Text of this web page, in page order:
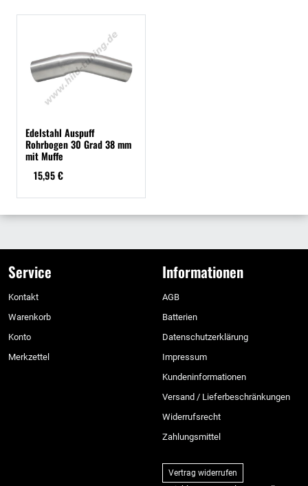
Edelstahl Auspuff
Rohrbogen 30 Grad 38 mm
mit Muffe
15,95 €
Service
Kontakt
Warenkorb
Konto
Merkzettel
Informationen
AGB
Batterien
Datenschutzerklärung
Impressum
Kundeninformationen
Versand / Lieferbeschränkungen
Widerrufsrecht
Zahlungsmittel
Vertrag widerrufen